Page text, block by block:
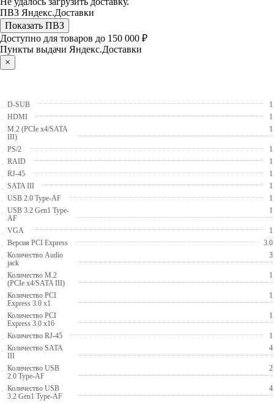
ПВЗ Яндекс.Доставки
Показать ПВЗ
Доступно для товаров до 150 000 ₽
Пункты выдачи Яндекс.Доставки
×
D-SUB
1
HDMI
1
M.2 (PCIe x4/SATA
III)
1
PS/2
1
RAID
1
RJ-45
1
SATA III
1
USB 2.0 Type-AF
1
USB 3.2 Gen1 Type-
AF
1
VGA
1
Версия PCI Express
3.0
Количество Audio
jack
3
Количество M.2
(PCIe x4/SATA III)
1
Количество PCI
Express 3.0 x1
1
Количество PCI
Express 3.0 x16
1
Количество RJ-45
1
Количество SATA
III
4
Количество USB
2.0 Type-AF
2
Количество USB
3.2 Gen1 Type-AF
4